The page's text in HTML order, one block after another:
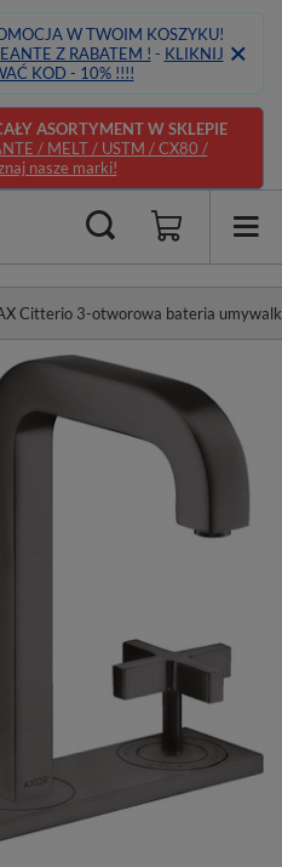
W TWOIM KOSZYKU!
Z RABATEM ! - KLIKNIJ
KOD - 10% !!!!
ASORTYMENT W SKLEPIE
/ MELT / USTM / CX80 /
nasze marki!
Citterio 3-otworowa bateria